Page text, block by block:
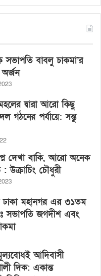
সভাপতি বাবলু চাকমা’র
অর্জন
দ্বারা আরো কিছু
গঠনের পর্যায়ে: সন্তু
দেখা বাকি, আরো অনেক
উক্রাচিং চৌধুরী
ঢাকা মহানগর এর ৩১তম
সভাপতি জগদীশ এবং
আদিবাসী
দিক: একান্ত